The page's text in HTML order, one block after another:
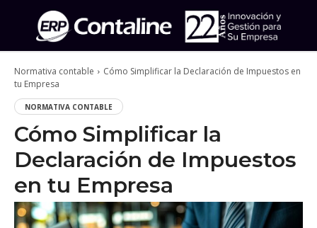
Normativa contable
Cómo Simplificar la Declaración de Impuestos en
tu Empresa
NORMATIVA CONTABLE
Cómo Simplificar la
Declaración de Impuestos
en tu Empresa